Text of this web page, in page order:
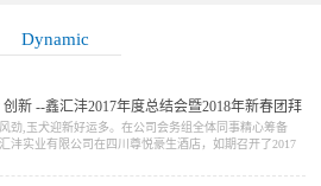
Dynamic
新 --鑫汇沣2017年度总结会暨2018年新春团拜
劲,玉犬迎新好运多。在公司会务组全体同事精心筹备
沣实业有限公司在四川尊悦豪生酒店，如期召开了2017
。 下午1点半，公司董事长赵丕强携公司全体高管出